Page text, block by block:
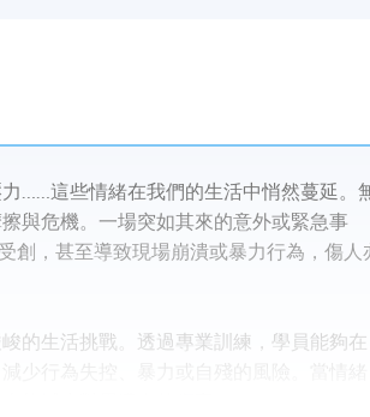
……這些情緒在我們的生活中悄然蔓延。
與危機。一場突如其來的意外或緊急事
創，甚至導致現場崩潰或暴力行為，傷人
的生活挑戰。透過專業訓練，學員能夠在